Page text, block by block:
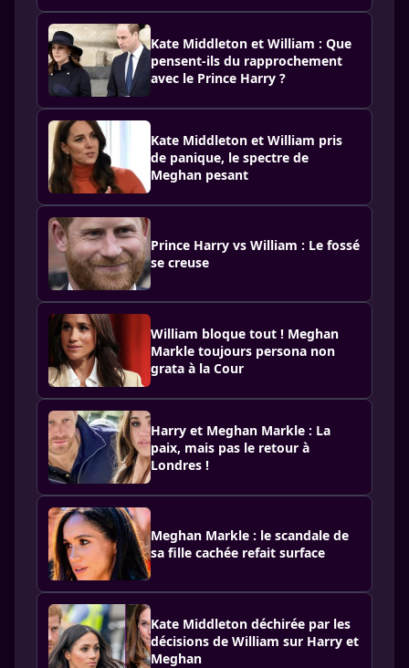
Kate Middleton et William : Que
pensent-ils du rapprochement
avec le Prince Harry ?
Kate Middleton et William pris
de panique, le spectre de
Meghan pesant
Prince Harry vs William : Le fossé
se creuse
William bloque tout ! Meghan
Markle toujours persona non
grata à la Cour
Harry et Meghan Markle : La
paix, mais pas le retour à
Londres !
Meghan Markle : le scandale de
sa fille cachée refait surface
Kate Middleton déchirée par les
décisions de William sur Harry et
Meghan